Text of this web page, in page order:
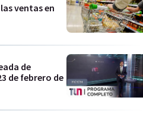
ventas en
de
de febrero de